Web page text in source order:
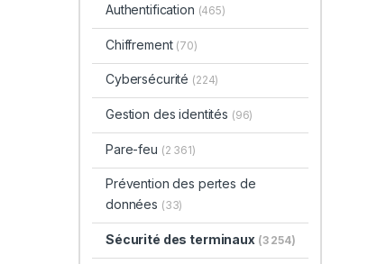
Authentification (465)
Chiffrement (70)
Cybersécurité (224)
Gestion des identités (96)
Pare-feu (2 361)
Prévention des pertes de
données (33)
Sécurité des terminaux (3 254)